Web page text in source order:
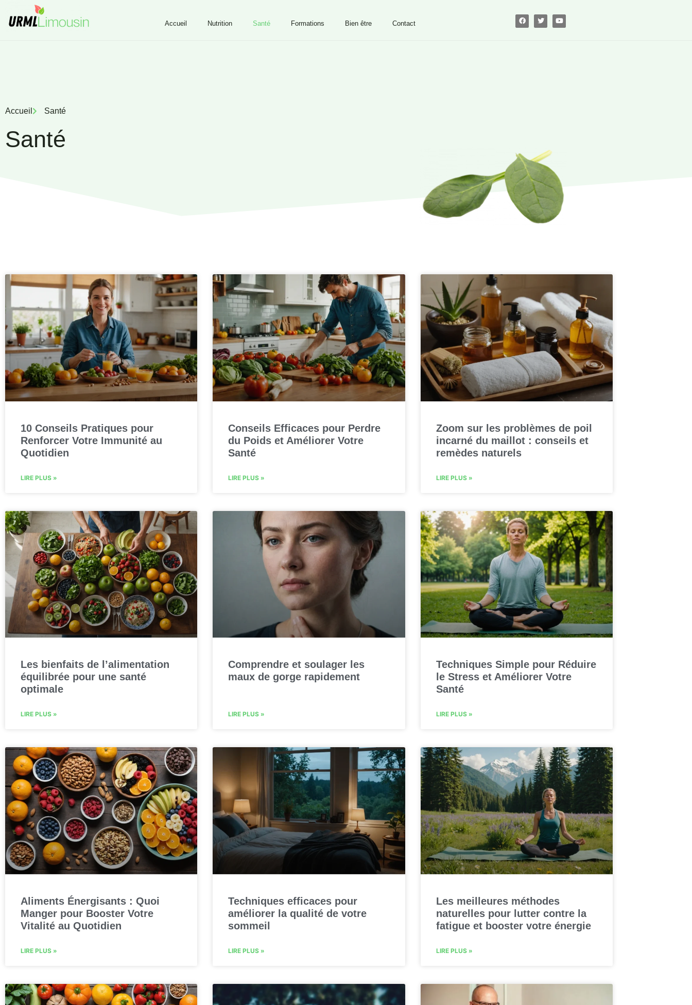
Accueil Nutrition Santé Formations Bien être Contact
Accueil Santé
Santé
10 Conseils Pratiques pour
Renforcer Votre Immunité au
Quotidien
LIRE PLUS »
Conseils Efficaces pour Perdre
du Poids et Améliorer Votre
Santé
LIRE PLUS »
Zoom sur les problèmes de poil
incarné du maillot : conseils et
remèdes naturels
LIRE PLUS »
Les bienfaits de l’alimentation
équilibrée pour une santé
optimale
LIRE PLUS »
Comprendre et soulager les
maux de gorge rapidement
LIRE PLUS »
Techniques Simple pour Réduire
le Stress et Améliorer Votre
Santé
LIRE PLUS »
Aliments Énergisants : Quoi
Manger pour Booster Votre
Vitalité au Quotidien
LIRE PLUS »
Techniques efficaces pour
améliorer la qualité de votre
sommeil
LIRE PLUS »
Les meilleures méthodes
naturelles pour lutter contre la
fatigue et booster votre énergie
LIRE PLUS »